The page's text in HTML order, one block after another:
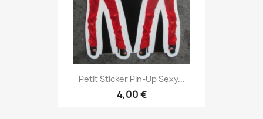
Petit Sticker Pin-Up Sexy...
4,00 €